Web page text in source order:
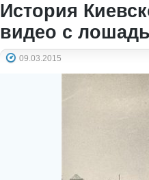
История
видео с
09.03.2015